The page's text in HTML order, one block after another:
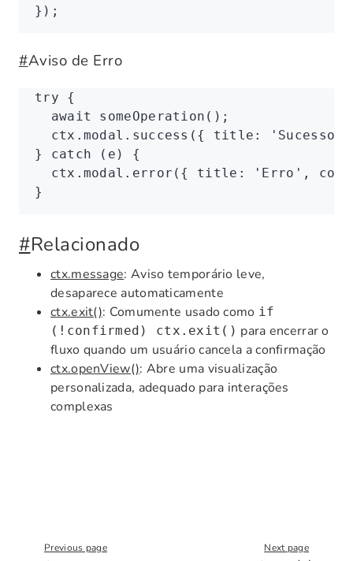
});
#Aviso de Erro
try {
  await
someOperation ();
  ctx
. modal .success ({ title : 'Sucesso'
} catch (e) {
  ctx
. modal .error ({ title : 'Erro' ,
}
#Relacionado
ctx.message: Aviso temporário leve,
desaparece automaticamente
ctx.exit(): Comumente usado como if
(!confirmed) ctx.exit() para encerrar o
fluxo quando um usuário cancela a confirmação
ctx.openView(): Abre uma visualização
personalizada, adequado para interações
complexas
Previous page Next page